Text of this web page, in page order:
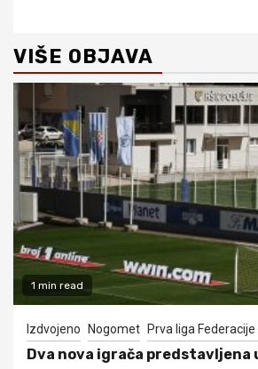
VIŠE OBJAVA
1 min read
Izdvojeno Nogomet Prva liga Federacije
Dva nova igrača predstavljena